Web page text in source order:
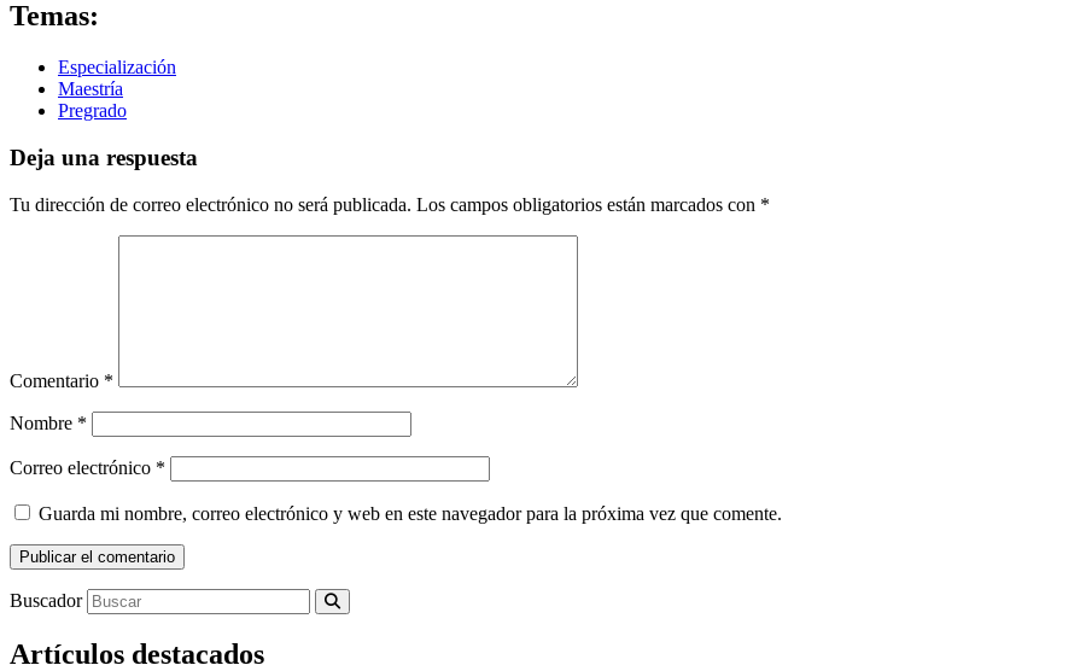
Temas:
Especialización
Maestría
Pregrado
Deja una respuesta
Tu dirección de correo electrónico no será publicada. Los campos obligatorios están marcados con *
Comentario *
Nombre *
Correo electrónico *
Guarda mi nombre, correo electrónico y web en este navegador para la próxima vez que comente.
Buscador
Artículos destacados